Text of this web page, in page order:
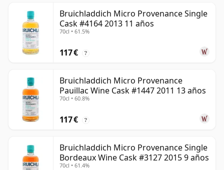
Bruichladdich Micro Provenance Single
Cask #4164 2013 11 años
70cl • 61.5%
117 € ?
Bruichladdich Micro Provenance
Pauillac Wine Cask #1447 2011 13 años
70cl • 60.8%
117 € ?
Bruichladdich Micro Provenance Single
Bordeaux Wine Cask #3127 2015 9 años
70cl • 61.4%